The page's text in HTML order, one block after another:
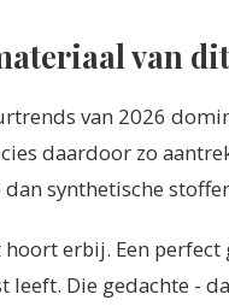
van
van 2026
daardoor zo
synthetische
erbij. Een
leeft. Die gedachte -